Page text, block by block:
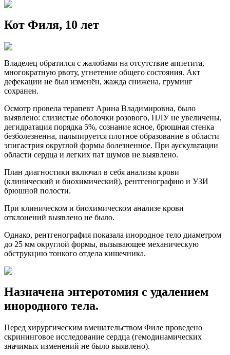
Кот Филя, 10 лет
Владелец обратился с жалобами на отсутствие аппетита,
многократную рвоту, угнетение общего состояния. Акт
дефекации не был изменён, жажда снижена, груминг
сохранен.
Осмотр провела терапевт Арина Владимировна, было
выявлено: слизистые оболочки розового, ПЛУ не увеличены,
дегидратация порядка 5%, сознание ясное, брюшная стенка
безболезненна, пальпируется плотное образование в области
эпигастрия округлой формы болезненное. При аускультации
области сердца и легких пат шумов не выявлено.
План диагностики включал в себя анализы крови
(клинический и биохимический), рентгенографию и УЗИ
брюшной полости.
При клиническом и биохимическом анализе крови
отклонений выявлено не было.
Однако, рентгенография показала инородное тело диаметром
до 25 мм округлой формы, вызывающее механическую
обструкцию тонкого отдела кишечника.
Назначена энтеротомия с удалением
инородного тела.
Перед хирургическим вмешательством Филе проведено
скрининговое исследование сердца (гемодинамических
значимых изменений не было выявлено).